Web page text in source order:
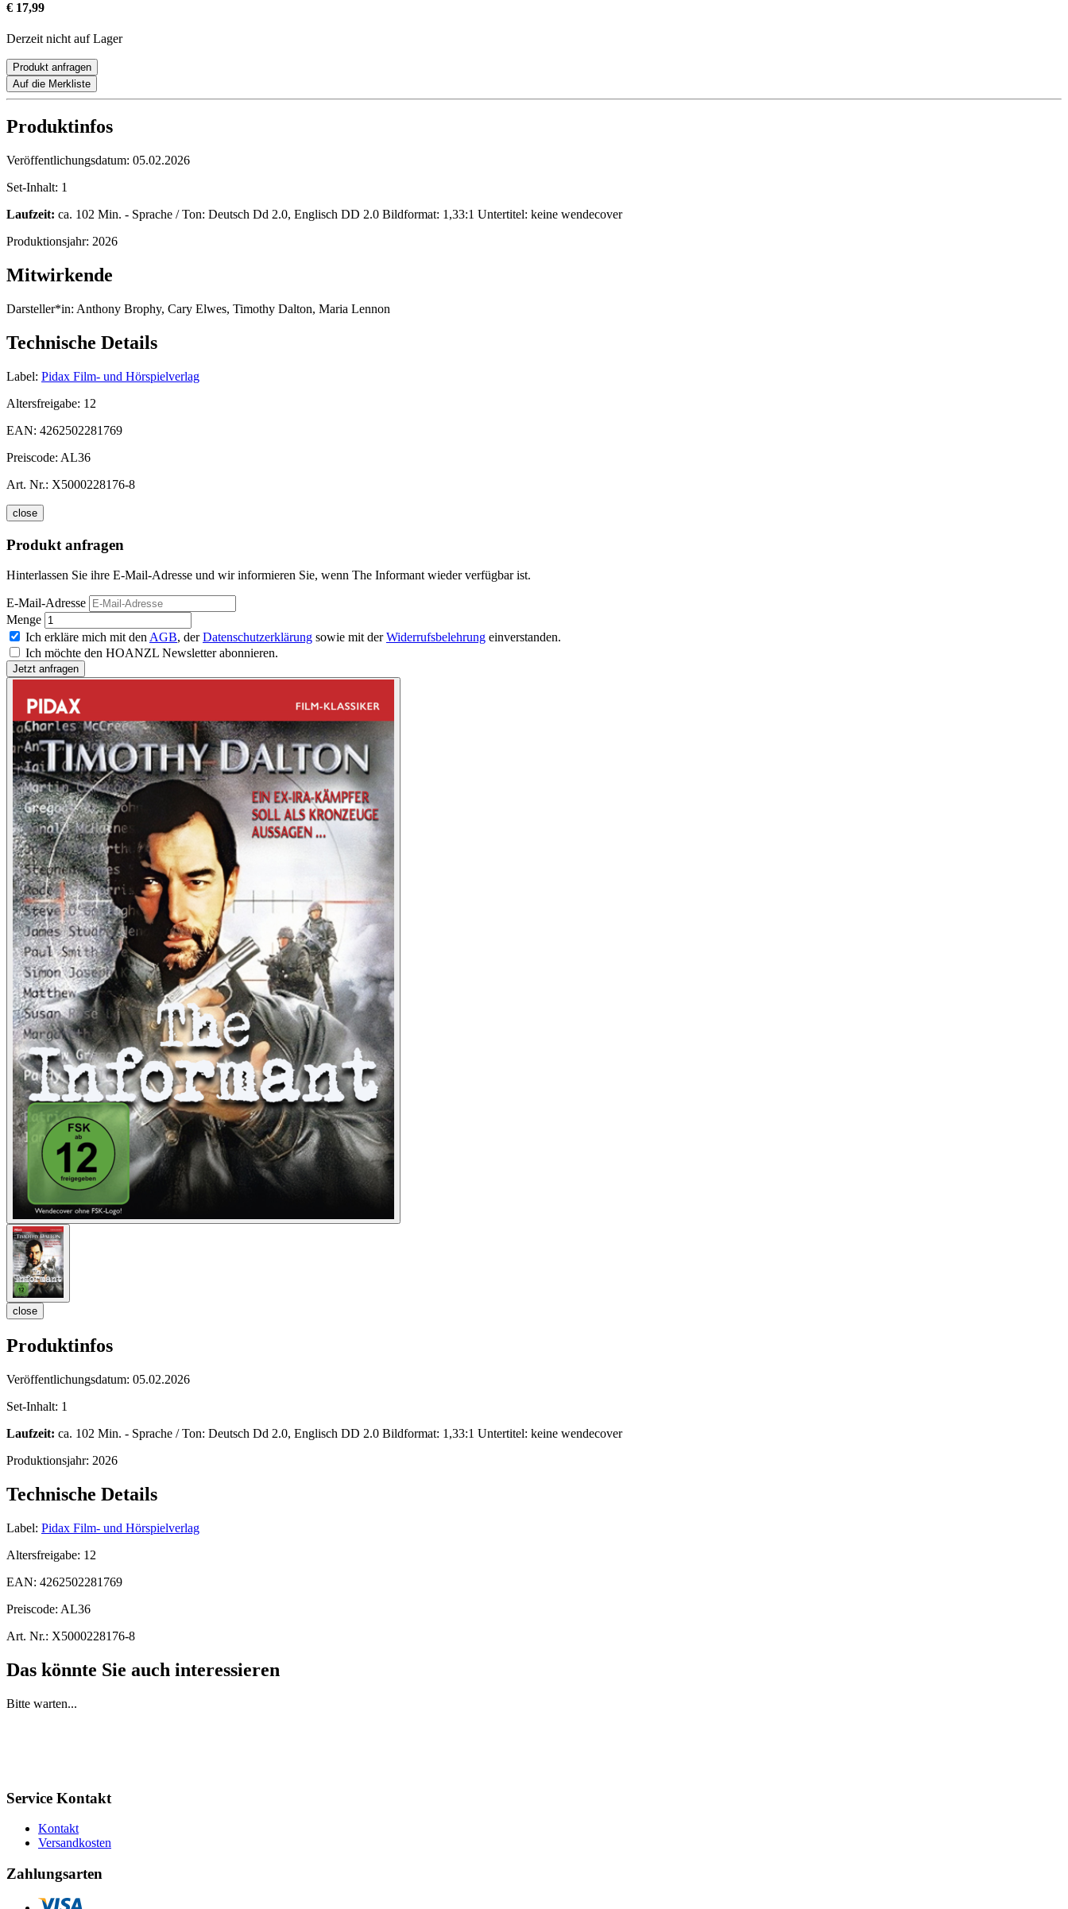
€ 17,99
Derzeit nicht auf Lager
Produkt anfragen
Auf die Merkliste
Produktinfos
Veröffentlichungsdatum: 05.02.2026
Set-Inhalt: 1
Laufzeit: ca. 102 Min. - Sprache / Ton: Deutsch Dd 2.0, Englisch DD 2.0 Bildformat: 1,33:1 Untertitel: keine wendecover
Produktionsjahr: 2026
Mitwirkende
Darsteller*in: Anthony Brophy, Cary Elwes, Timothy Dalton, Maria Lennon
Technische Details
Label: Pidax Film- und Hörspielverlag
Altersfreigabe: 12
EAN: 4262502281769
Preiscode: AL36
Art. Nr.: X5000228176-8
close
Produkt anfragen
Hinterlassen Sie ihre E-Mail-Adresse und wir informieren Sie, wenn The Informant wieder verfügbar ist.
E-Mail-Adresse
Menge
Ich erkläre mich mit den AGB, derDatenschutzerklärung sowie mit derWiderrufsbelehrung einverstanden.
Ich möchte den HOANZL Newsletter abonnieren.
close
Produktinfos
Veröffentlichungsdatum: 05.02.2026
Set-Inhalt: 1
Laufzeit: ca. 102 Min. - Sprache / Ton: Deutsch Dd 2.0, Englisch DD 2.0 Bildformat: 1,33:1 Untertitel: keine wendecover
Produktionsjahr: 2026
Technische Details
Label: Pidax Film- und Hörspielverlag
Altersfreigabe: 12
EAN: 4262502281769
Preiscode: AL36
Art. Nr.: X5000228176-8
Das könnte Sie auch interessieren
Bitte warten...
Service Kontakt
Kontakt
Versandkosten
Zahlungsarten